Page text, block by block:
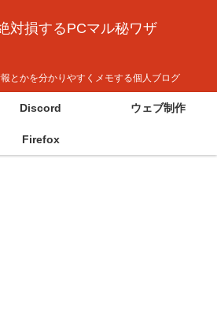
対損するPCマル秘ワザ
とかを分かりやすくメモする個人ブログ
Discord ウェブ制作
Firefox